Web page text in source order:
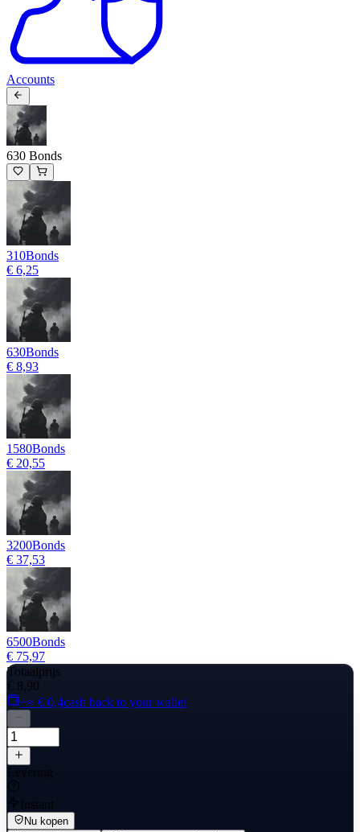
Accounts
630 Bonds
310Bonds
€ 6,25
630Bonds
€ 8,93
1580Bonds
€ 20,55
3200Bonds
€ 37,53
6500Bonds
€ 75,97
Totaalprijs
€ 8,90
+≈ € 0,4cash back to your wallet
Levering
Instant
Nu kopen